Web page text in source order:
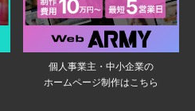
個人事業主・中小企業の
ホームページ制作はこちら